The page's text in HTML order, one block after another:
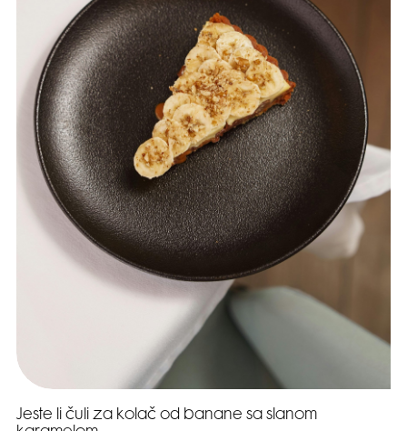
Jeste li čuli za kolač od banane sa slanom